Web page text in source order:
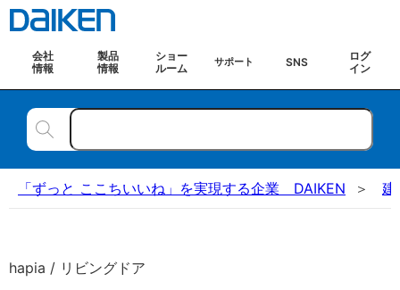
会社
情報
製品
情報
ショー
ルーム
サポート SNS
ログ
イン
「ずっと ここちいいね」を実現する企業 DAIKEN 建
hapia / リビングドア